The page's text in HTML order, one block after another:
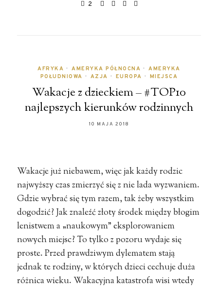
2
AFRYKA • AMERYKA PÓŁNOCNA • AMERYKA
POŁUDNIOWA • AZJA • EUROPA • MIEJSCA
Wakacje z dzieckiem – #TOP10
najlepszych kierunków rodzinnych
10 MAJA 2018
Wakacje już niebawem, więc jak każdy rodzic
najwyższy czas zmierzyć się z nie lada wyzwaniem.
Gdzie wybrać się tym razem, tak żeby wszystkim
dogodzić? Jak znaleźć złoty środek między błogim
lenistwem a „naukowym” eksplorowaniem
nowych miejsc? To tylko z pozoru wydaje się
proste. Przed prawdziwym dylematem stają
jednak te rodziny, w których dzieci cechuje duża
różnica wieku. Wakacyjna katastrofa wisi wtedy